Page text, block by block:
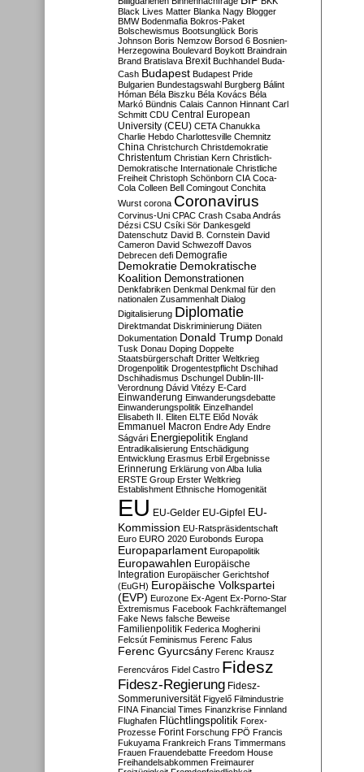
Black Lives Matter Blanka Nagy Blogger
BMW Bodenmafia Bokros-Paket
Bolschewismus Bootsunglück Boris
Johnson Boris Nemzow Borsod 6 Bosnien-
Herzegowina Boulevard Boykott Braindrain
Brand Bratislava Brexit Buchhandel Buda-
Cash Budapest Budapest Pride
Bulgarien Bundestagswahl Burgberg Bálint
Hóman Béla Biszku Béla Kovács Béla
Markó Bündnis Calais Cannon Hinnant Carl
Schmitt CDU Central European
University (CEU) CETA Chanukka
Charlie Hebdo Charlottesville Chemnitz
China Christchurch Christdemokratie
Christentum Christian Kern Christlich-
Demokratische Internationale Christliche
Freiheit Christoph Schönborn CIA Coca-
Cola Colleen Bell Comingout Conchita
Wurst corona Coronavirus
Corvinus-Uni CPAC Crash Csaba András
Dézsi CSU Csíki Sör Dankesgeld
Datenschutz David B. Cornstein David
Cameron David Schwezoff Davos
Debrecen defi Demografie
Demokratie Demokratische
Koalition Demonstrationen
Denkfabriken Denkmal Denkmal für den
nationalen Zusammenhalt Dialog
Digitalisierung Diplomatie
Direktmandat Diskriminierung Diäten
Dokumentation Donald Trump Donald
Tusk Donau Doping Doppelte
Staatsbürgerschaft Dritter Weltkrieg
Drogenpolitik Drogentestpflicht Dschihad
Dschihadismus Dschungel Dublin-III-
Verordnung Dávid Vitézy E-Card
Einwanderung Einwanderungsdebatte
Einwanderungspolitik Einzelhandel
Elisabeth II. Eliten ELTE Előd Novák
Emmanuel Macron Endre Ady Endre
Ságvári Energiepolitik England
Entradikalisierung Entschädigung
Entwicklung Erasmus Erbil Ergebnisse
Erinnerung Erklärung von Alba Iulia
ERSTE Group Erster Weltkrieg
Establishment Ethnische Homogenität
EU EU-Gelder EU-Gipfel EU-
Kommission EU-Ratspräsidentschaft
Euro EURO 2020 Eurobonds Europa
Europaparlament Europapolitik
Europawahlen Europäische
Integration Europäischer Gerichtshof
(EuGH) Europäische Volkspartei
(EVP) Eurozone Ex-Agent Ex-Porno-Star
Extremismus Facebook Fachkräftemangel
Fake News falsche Beweise
Familienpolitik Federica Mogherini
Felcsút Feminismus Ferenc Falus
Ferenc Gyurcsány Ferenc Krausz
Ferencváros Fidel Castro Fidesz
Fidesz-Regierung Fidesz-
Sommeruniversität Figyelő Filmindustrie
FINA Financial Times Finanzkrise Finnland
Flughafen Flüchtlingspolitik Forex-
Prozesse Forint Forschung FPÖ Francis
Fukuyama Frankreich Frans Timmermans
Frauen Frauendebatte Freedom House
Freihandelsabkommen Freimaurer